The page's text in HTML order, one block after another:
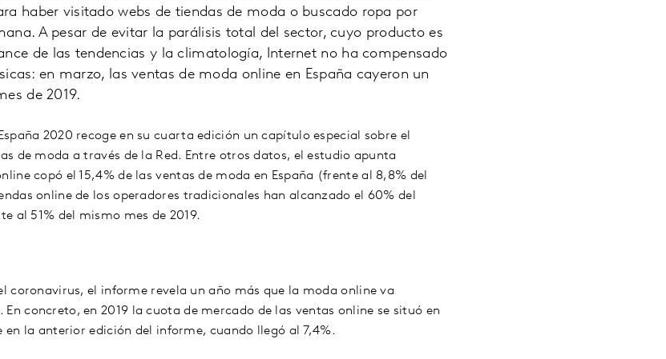
haber visitado webs de tiendas de moda o buscado ropa por
A pesar de evitar la parálisis total del sector, cuyo producto es
de las tendencias y la climatología, Internet no ha compensado
en marzo, las ventas de moda online en España cayeron un
de 2019.
2020 recoge en su cuarta edición un capítulo especial sobre el
de moda a través de la Red. Entre otros datos, el estudio apunta
copó el 15,4% de las ventas de moda en España (frente al 8,8% del
online de los operadores tradicionales han alcanzado el 60% del
al 51% del mismo mes de 2019.
coronavirus, el informe revela un año más que la moda online va
concreto, en 2019 la cuota de mercado de las ventas online se situó en
en la anterior edición del informe, cuando llegó al 7,4%.